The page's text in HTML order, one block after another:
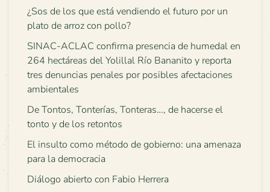
¿Sos de los que está vendiendo el futuro por un
plato de arroz con pollo?
SINAC-ACLAC confirma presencia de humedal en
264 hectáreas del Yolillal Río Bananito y reporta
tres denuncias penales por posibles afectaciones
ambientales
De Tontos, Tonterías, Tonteras…, de hacerse el
tonto y de los retontos
El insulto como método de gobierno: una amenaza
para la democracia
Diálogo abierto con Fabio Herrera